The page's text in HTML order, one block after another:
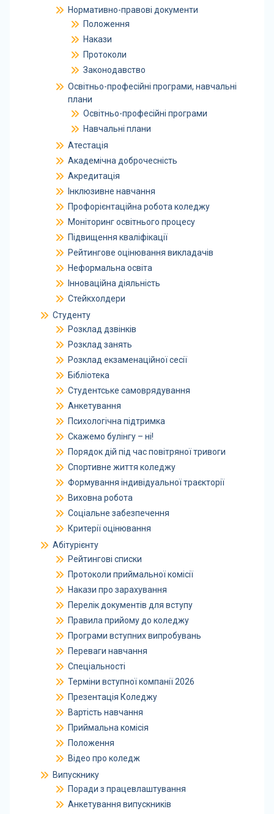
Нормативно-правові документи
Положення
Накази
Протоколи
Законодавство
Освітньо-професійні програми, навчальні
плани
Освітньо-професійні програми
Навчальні плани
Атестація
Академічна доброчесність
Акредитація
Інклюзивне навчання
Профорієнтаційна робота коледжу
Моніторинг освітнього процесу
Підвищення кваліфікації
Рейтингове оцінювання викладачів
Неформальна освіта
Інноваційна діяльність
Стейкхолдери
Студенту
Розклад дзвінків
Розклад занять
Розклад екзаменаційної сесії
Бібліотека
Студентське самоврядування
Анкетування
Психологічна підтримка
Скажемо булінгу – ні!
Порядок дій під час повітряної тривоги
Спортивне життя коледжу
Формування індивідуальної траєкторії
Виховна робота
Соціальне забезпечення
Критерії оцінювання
Абітурієнту
Рейтингові списки
Протоколи приймальної комісії
Накази про зарахування
Перелік документів для вступу
Правила прийому до коледжу
Програми вступних випробувань
Переваги навчання
Спеціальності
Терміни вступної компанії 2026
Презентація Коледжу
Вартість навчання
Приймальна комісія
Положення
Відео про коледж
Випускнику
Поради з працевлаштування
Анкетування випускників